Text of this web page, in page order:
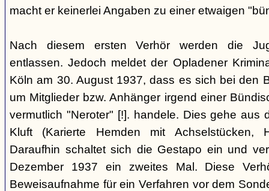
macht er keinerlei Angaben zu einer etwaigen
Nach diesem ersten Verhör werden die
entlassen. Jedoch meldet der Opladener
Köln am 30. August 1937, dass es sich bei den
um Mitglieder bzw. Anhänger irgend einer
vermutlich "Neroter" [!]. handele. Dies gehe aus
Kluft (Karierte Hemden mit Achselstücken,
Daraufhin schaltet sich die Gestapo ein und
Dezember 1937 ein zweites Mal. Diese
Beweisaufnahme für ein Verfahren vor dem